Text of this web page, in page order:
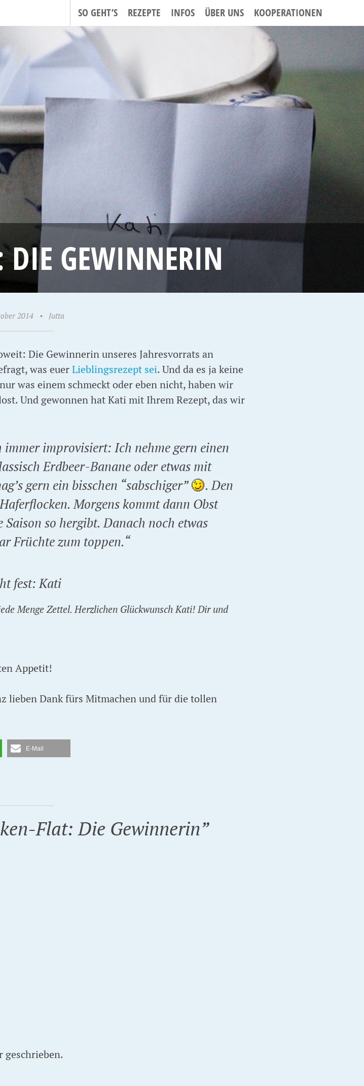
SO GEHT’S REZEPTE INFOS ÜBER UNS KOOPERATIONEN
DIE GEWINNERIN
2014 • Jutta
Die Gewinnerin unseres Jahresvorrats an
was euerLieblingsrezept sei. Und da es ja keine
was einem schmeckt oder eben nicht, haben wir
Und gewonnen hat Kati mit Ihrem Rezept, das wir
improvisiert: Ich nehme gern einen
Erdbeer-Banane oder etwas mit
gern ein bisschen “sabschiger”
. Den
Morgens kommt dann Obst
so hergibt. Danach noch etwas
Früchte zum toppen.“
Menge Zettel. Herzlichen Glückwunsch Kati! Dir und
Appetit!
lieben Dank fürs Mitmachen und für die tollen
E-Mail
Flat: Die Gewinnerin”
geschrieben.